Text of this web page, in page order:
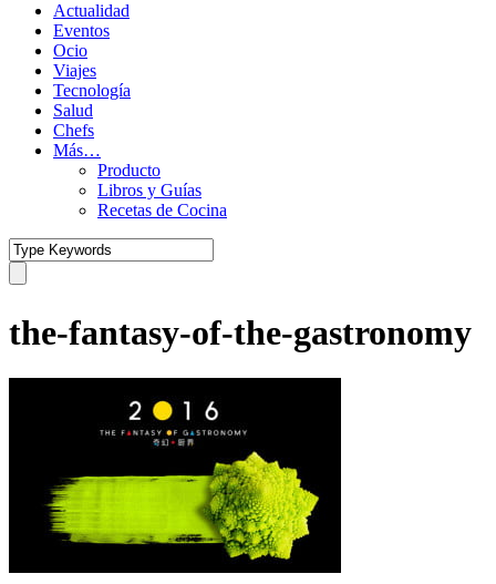
Actualidad
Eventos
Ocio
Viajes
Tecnología
Salud
Chefs
Más…
Producto
Libros y Guías
Recetas de Cocina
the-fantasy-of-the-gastronomy